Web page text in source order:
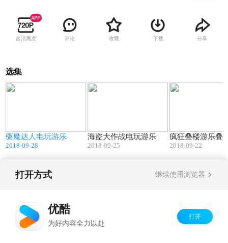
超清画质 评论 收藏 下载 分享
选集
驱魔达人电玩游乐
2018-09-28
海盗大作战电玩游乐
2018-09-25
疯狂叠楼游乐叠
2018-09-22
打开方式 继续使用浏览器
优酷
为好内容全力以赴
打开